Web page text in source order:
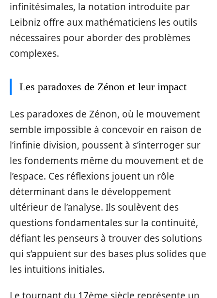
infinitésimales, la notation introduite par
Leibniz offre aux mathématiciens les outils
nécessaires pour aborder des problèmes
complexes.
Les paradoxes de Zénon et leur impact
Les paradoxes de Zénon, où le mouvement
semble impossible à concevoir en raison de
l’infinie division, poussent à s’interroger sur
les fondements même du mouvement et de
l’espace. Ces réflexions jouent un rôle
déterminant dans le développement
ultérieur de l’analyse. Ils soulèvent des
questions fondamentales sur la continuité,
défiant les penseurs à trouver des solutions
qui s’appuient sur des bases plus solides que
les intuitions initiales.